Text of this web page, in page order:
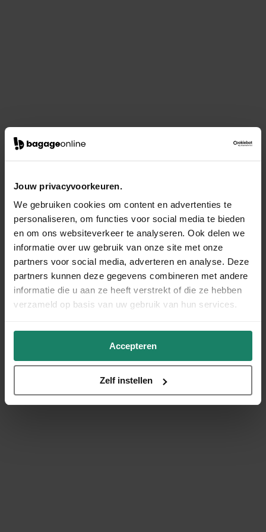
Jouw privacyvoorkeuren.
We gebruiken cookies om content en advertenties te
personaliseren, om functies voor social media te bieden
en om ons websiteverkeer te analyseren. Ook delen we
informatie over uw gebruik van onze site met onze
partners voor social media, adverteren en analyse. Deze
partners kunnen deze gegevens combineren met andere
informatie die u aan ze heeft verstrekt of die ze hebben
verzameld op basis van uw gebruik van hun services.
Accepteren
Zelf instellen